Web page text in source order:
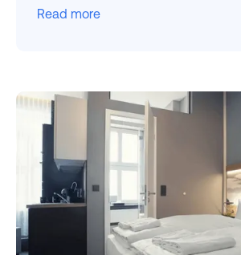
Read more